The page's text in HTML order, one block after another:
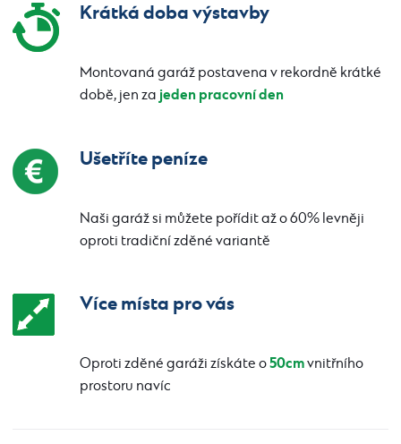
Krátká doba výstavby
Montovaná garáž postavena v rekordně krátké
době, jen za jeden pracovní den
Ušetříte peníze
Naši garáž si můžete pořídit až o 60% levněji
oproti tradiční zděné variantě
Více místa pro vás
Oproti zděné garáži získáte o50cmvnitřního
prostoru navíc